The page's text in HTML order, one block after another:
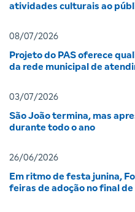
atividades culturais ao
08/07/2026
Projeto do PAS oferece
da rede municipal de
03/07/2026
São João termina, mas
durante todo o ano
26/06/2026
Em ritmo de festa junina,
feiras de adoção no final de